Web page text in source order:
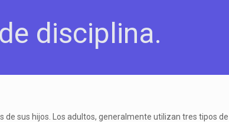
disciplina.
sus hijos. Los adultos, generalmente utilizan tres tipos de